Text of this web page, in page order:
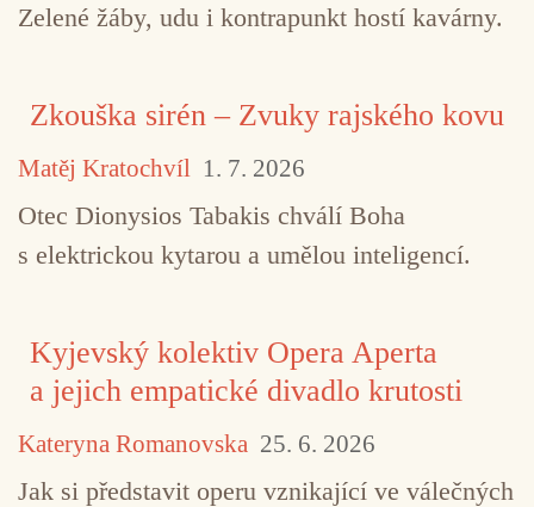
Zelené žáby, udu i kontrapunkt hostí kavárny.
Zkouška sirén – Zvuky rajského kovu
Matěj Kratochvíl 1. 7. 2026
Otec Dionysios Tabakis chválí Boha
s elektrickou kytarou a umělou inteligencí.
Kyjevský kolektiv Opera Aperta
a jejich empatické divadlo krutosti
Kateryna Romanovska 25. 6. 2026
Jak si představit operu vznikající ve válečných